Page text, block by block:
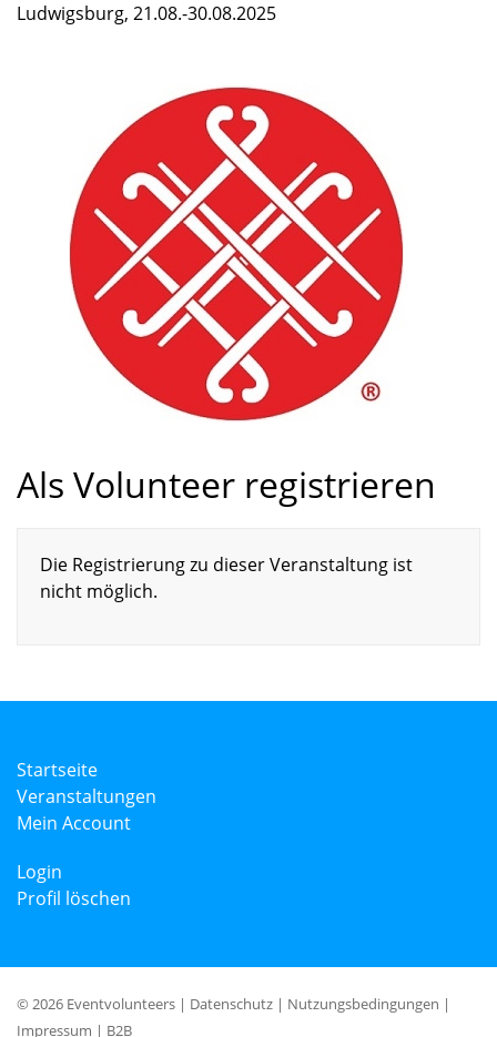
Ludwigsburg, 21.08.-30.08.2025
Als Volunteer registrieren
Die Registrierung zu dieser Veranstaltung ist
nicht möglich.
Startseite
Veranstaltungen
Mein Account
Login
Profil löschen
© 2026 Eventvolunteers | Datenschutz | Nutzungsbedingungen |
Impressum | B2B